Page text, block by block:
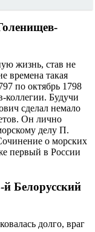
жизнь, став не
времена такая
по октябрь 1798
коллегии. Будучи
сделал немало
Он лично
делу П.
о морских
первый в России
й Белорусский
долго, враг